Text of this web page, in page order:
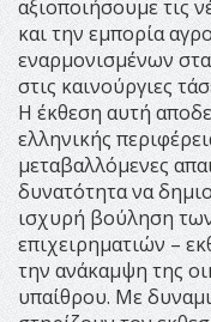
αξιοποιήσουμε τις
και την εμπορία
εναρμονισμένων
στις καινούργιες
Η έκθεση αυτή
ελληνικής
μεταβαλλόμενες
δυνατότητα να
ισχυρή βούληση
επιχειρηματιών –
την ανάκαμψη της
υπαίθρου. Με